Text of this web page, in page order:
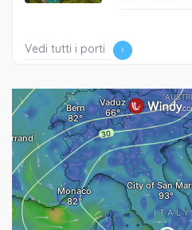
Vedi tutti i porti